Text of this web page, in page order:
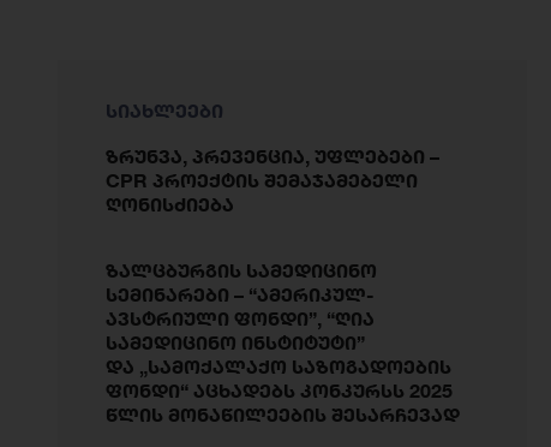
სიახლეები
ზრუნვა, პრევენცია, უფლებები –
CPR პროექტის შემაჯამებელი
ღონისძიება
ზალცბურგის სამედიცინო
სემინარები – “ამერიკულ-
ავსტრიული ფონდი”, “ღია
სამედიცინო ინსტიტუტი”
და „სამოქალაქო საზოგადოების
ფონდი“ აცხადებს კონკურსს 2025
წლის მონაწილეების შესარჩევად